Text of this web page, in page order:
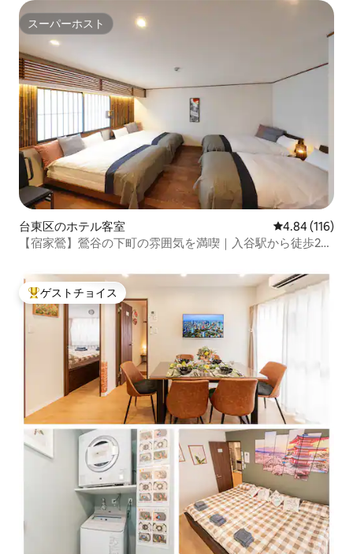
スーパーホスト
スーパーホスト
台東区のホテル客室 レビュー116
4.84 (116)
【宿家鶯】鶯谷の下町の雰囲気を満喫｜入谷駅から徒歩2分
空間！
大好評のゲストチョイスです。
ゲストチョイス